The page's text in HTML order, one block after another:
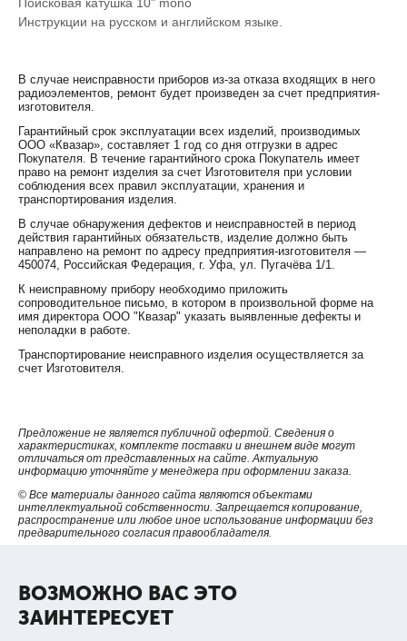
Инструкции на русском и английском языке.
В случае неисправности приборов из-за отказа входящих в него
радиоэлементов, ремонт будет произведен за счет предприятия-
изготовителя.
Гарантийный срок эксплуатации всех изделий, производимых
ООО «Квазар», составляет 1 год со дня отгрузки в адрес
Покупателя. В течение гарантийного срока Покупатель имеет
право на ремонт изделия за счет Изготовителя при условии
соблюдения всех правил эксплуатации, хранения и
транспортирования изделия.
В случае обнаружения дефектов и неисправностей в период
действия гарантийных обязательств, изделие должно быть
направлено на ремонт по адресу предприятия-изготовителя —
450074, Российская Федерация, г. Уфа, ул. Пугачёва 1/1.
К неисправному прибору необходимо приложить
сопроводительное письмо, в котором в произвольной форме на
имя директора ООО "Квазар" указать выявленные дефекты и
неполадки в работе.
Транспортирование неисправного изделия осуществляется за
счет Изготовителя.
Предложение не является публичной офертой. Сведения о
характеристиках, комплекте поставки и внешнем виде могут
отличаться от представленных на сайте. Актуальную
информацию уточняйте у менеджера при оформлении заказа.
© Все материалы данного сайта являются объектами
интеллектуальной собственности. Запрещается копирование,
распространение или любое иное использование информации без
предварительного согласия правообладателя.
ВОЗМОЖНО ВАС ЭТО
ЗАИНТЕРЕСУЕТ